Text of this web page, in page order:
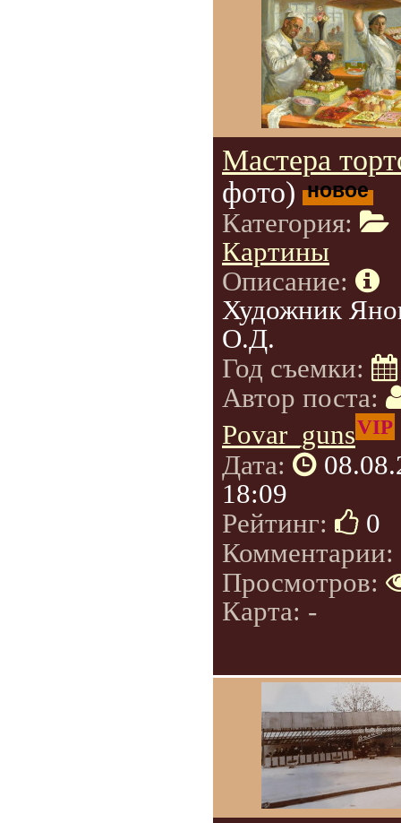
Мастера
фото) новое
Категория:
Картины
Описание:
Художник
О.Д.
Год съемки:
Автор поста:
Povar_gunsVIP
Дата:
18:09
Рейтинг:
0
Комментарии:
Просмотров:
Карта: -